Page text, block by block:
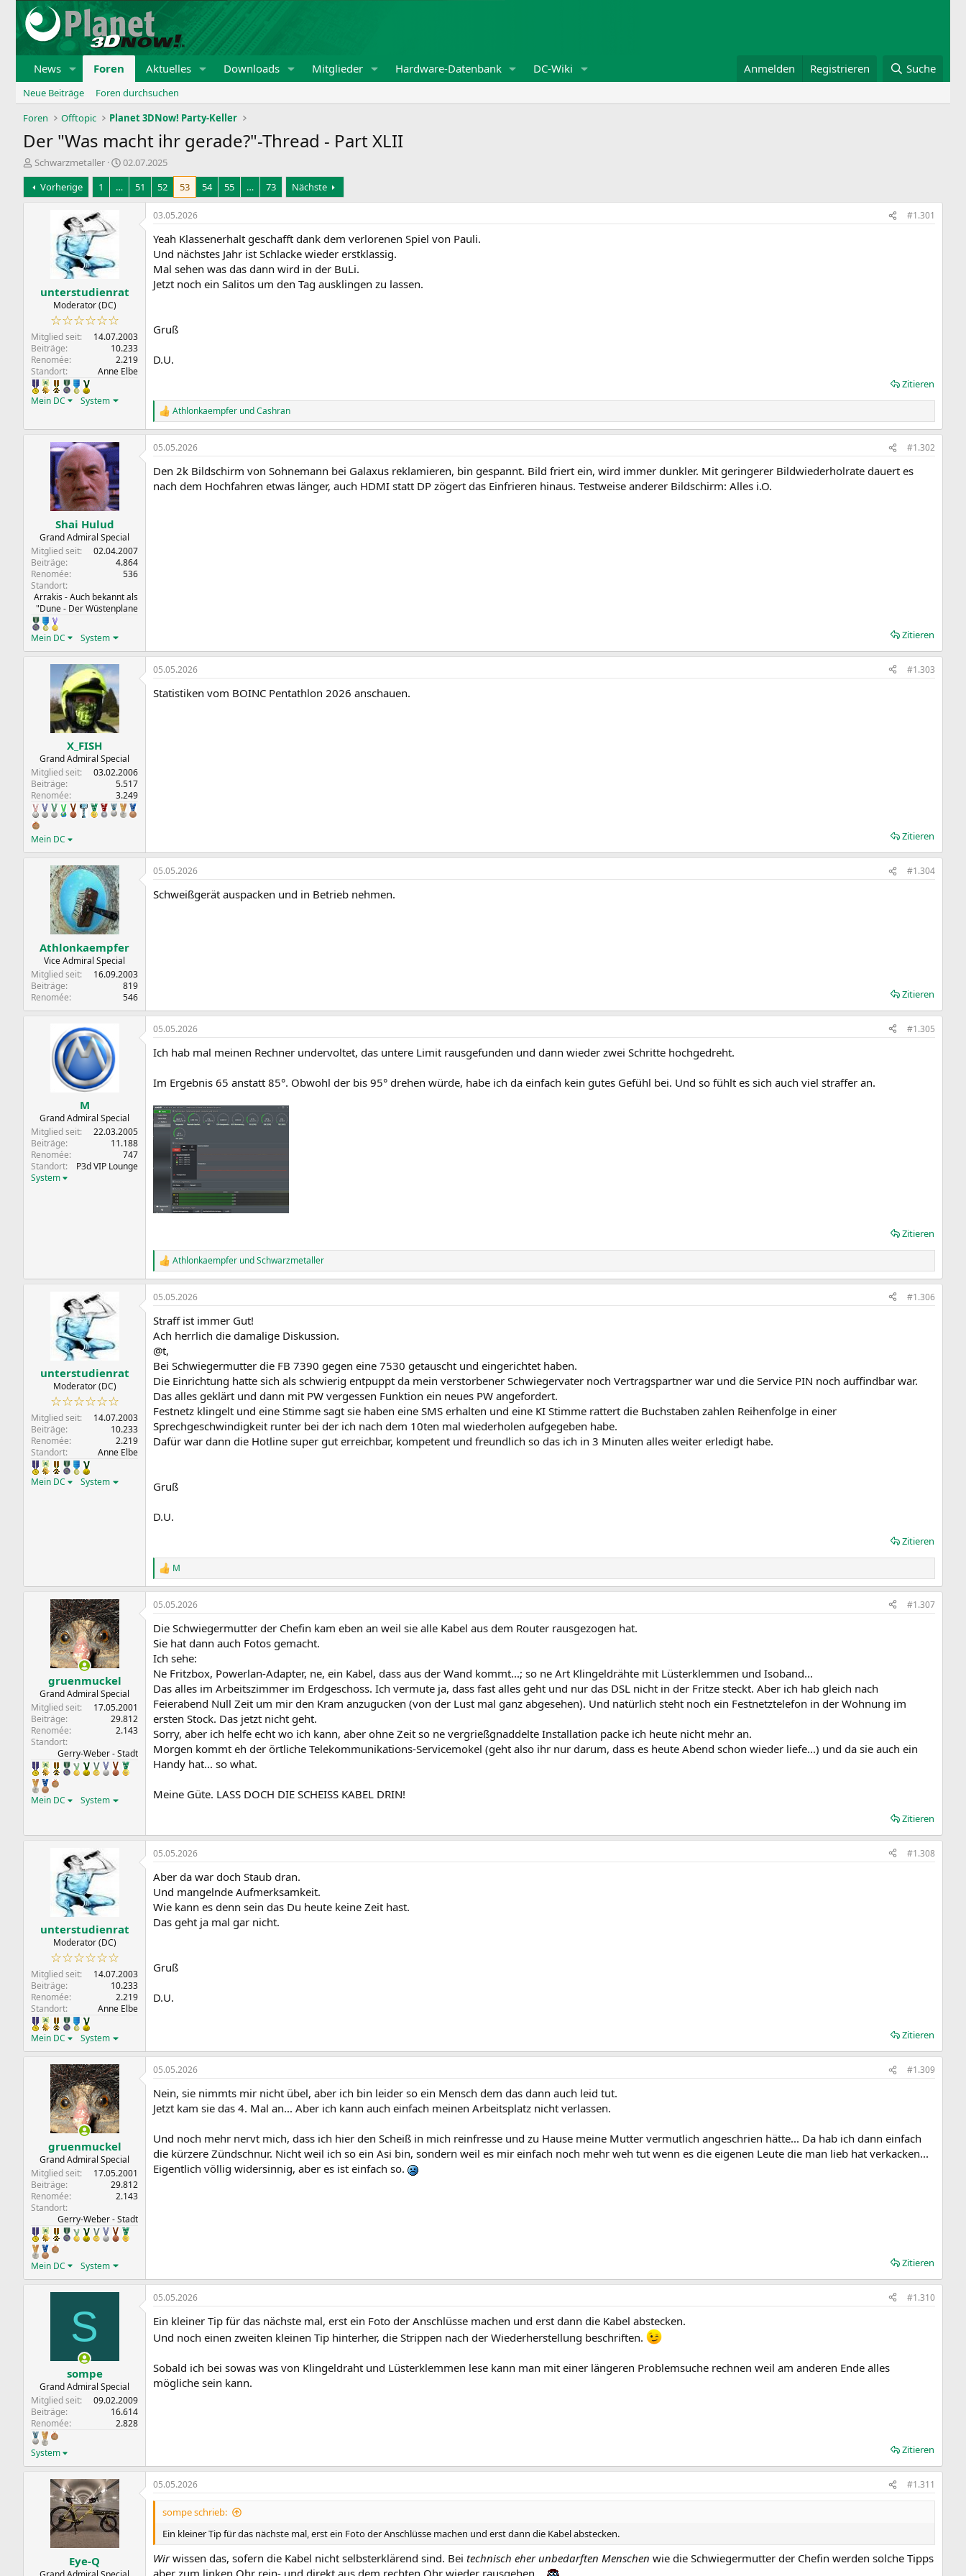
News Foren Aktuelles Downloads Mitglieder Hardware-Datenbank DC-Wiki Anmelden Registrieren Suche
Neue Beiträge
Foren durchsuchen
Foren
Offtopic Planet 3DNow! Party-Keller
Der "Was macht ihr gerade?"-Thread - Part XLII
E
r
s
t
Schwarzmetaller
E
r
s
t
02.07.2025
Vorherige
1 … 51 52 53 54 55 … 73 Nächste
unterstudienrat
Moderator (DC)
☆☆☆☆☆☆
Mitglied seit
14.07.2003
Beiträge
10.233
Renomée
2.219
Standort
Anne Elbe
Mein DC System
03.05.2026 #1.301
Yeah Klassenerhalt geschafft dank dem verlorenen Spiel von Pauli.
Und nächstes Jahr ist Schlacke wieder erstklassig.
Mal sehen was das dann wird in der BuLi.
Jetzt noch ein Salitos um den Tag ausklingen zu lassen.
Gruß
D.U.
Zitieren
R
e
a
k
i
o
Athlonkaempfer undCashran
Shai Hulud
Grand Admiral Special
Mitglied seit
02.04.2007
Beiträge
4.864
Renomée
536
Standort
Arrakis - Auch bekannt als
"Dune - Der Wüstenplane
Mein DC System
05.05.2026 #1.302
Den 2k Bildschirm von Sohnemann bei Galaxus reklamieren, bin gespannt. Bild friert ein, wird immer dunkler. Mit geringerer Bildwiederholrate dauert es
nach dem Hochfahren etwas länger, auch HDMI statt DP zögert das Einfrieren hinaus. Testweise anderer Bildschirm: Alles i.O.
Zitieren
X_FISH
Grand Admiral Special
Mitglied seit
03.02.2006
Beiträge
5.517
Renomée
3.249
Mein DC
05.05.2026 #1.303
Statistiken vom BOINC Pentathlon 2026 anschauen.
Zitieren
Athlonkaempfer
Vice Admiral Special
Mitglied seit
16.09.2003
Beiträge
819
Renomée
546
05.05.2026 #1.304
Schweißgerät auspacken und in Betrieb nehmen.
Zitieren
M
Grand Admiral Special
Mitglied seit
22.03.2005
Beiträge
11.188
Renomée
747
Standort
P3d VIP Lounge
System
05.05.2026 #1.305
Ich hab mal meinen Rechner undervoltet, das untere Limit rausgefunden und dann wieder zwei Schritte hochgedreht.
Im Ergebnis 65 anstatt 85°. Obwohl der bis 95° drehen würde, habe ich da einfach kein gutes Gefühl bei. Und so fühlt es sich auch viel straffer an.
Zitieren
R
e
a
k
i
o
n
e
n
:
Athlonkaempfer undSchwarzmetaller
unterstudienrat
Moderator (DC)
☆☆☆☆☆☆
Mitglied seit
14.07.2003
Beiträge
10.233
Renomée
2.219
Standort
Anne Elbe
Mein DC System
05.05.2026 #1.306
Straff ist immer Gut!
Ach herrlich die damalige Diskussion.
@t,
Bei Schwiegermutter die FB 7390 gegen eine 7530 getauscht und eingerichtet haben.
Die Einrichtung hatte sich als schwierig entpuppt da mein verstorbener Schwiegervater noch Vertragspartner war und die Service PIN noch auffindbar war.
Das alles geklärt und dann mit PW vergessen Funktion ein neues PW angefordert.
Festnetz klingelt und eine Stimme sagt sie haben eine SMS erhalten und eine KI Stimme rattert die Buchstaben zahlen Reihenfolge in einer
Sprechgeschwindigkeit runter bei der ich nach dem 10ten mal wiederholen aufgegeben habe.
Dafür war dann die Hotline super gut erreichbar, kompetent und freundlich so das ich in 3 Minuten alles weiter erledigt habe.
Gruß
D.U.
Zitieren
R
e
a
k
i
o
n
e
n
:
M
gruenmuckel
Grand Admiral Special
Mitglied seit
17.05.2001
Beiträge
29.812
Renomée
2.143
Standort
Gerry-Weber - Stadt
Mein DC System
05.05.2026 #1.307
Die Schwiegermutter der Chefin kam eben an weil sie alle Kabel aus dem Router rausgezogen hat.
Sie hat dann auch Fotos gemacht.
Ich sehe:
Ne Fritzbox, Powerlan-Adapter, ne, ein Kabel, dass aus der Wand kommt...; so ne Art Klingeldrähte mit Lüsterklemmen und Isoband...
Das alles im Arbeitszimmer im Erdgeschoss. Ich vermute ja, dass fast alles geht und nur das DSL nicht in der Fritze steckt. Aber ich hab gleich nach
Feierabend Null Zeit um mir den Kram anzugucken (von der Lust mal ganz abgesehen). Und natürlich steht noch ein Festnetztelefon in der Wohnung im
ersten Stock. Das jetzt nicht geht.
Sorry, aber ich helfe echt wo ich kann, aber ohne Zeit so ne vergrießgnaddelte Installation packe ich heute nicht mehr an.
Morgen kommt eh der örtliche Telekommunikations-Servicemokel (geht also ihr nur darum, dass es heute Abend schon wieder liefe...) und da sie auch ein
Handy hat... so what.
Meine Güte. LASS DOCH DIE SCHEISS KABEL DRIN!
Zitieren
unterstudienrat
Moderator (DC)
☆☆☆☆☆☆
Mitglied seit
14.07.2003
Beiträge
10.233
Renomée
2.219
Standort
Anne Elbe
Mein DC System
05.05.2026 #1.308
Aber da war doch Staub dran.
Und mangelnde Aufmerksamkeit.
Wie kann es denn sein das Du heute keine Zeit hast.
Das geht ja mal gar nicht.
Gruß
D.U.
Zitieren
gruenmuckel
Grand Admiral Special
Mitglied seit
17.05.2001
Beiträge
29.812
Renomée
2.143
Standort
Gerry-Weber - Stadt
Mein DC System
05.05.2026 #1.309
Nein, sie nimmts mir nicht übel, aber ich bin leider so ein Mensch dem das dann auch leid tut.
Jetzt kam sie das 4. Mal an... Aber ich kann auch einfach meinen Arbeitsplatz nicht verlassen.
Und noch mehr nervt mich, dass ich hier den Scheiß in mich reinfresse und zu Hause meine Mutter vermutlich angeschrien hätte... Da hab ich dann einfach
die kürzere Zündschnur. Nicht weil ich so ein Asi bin, sondern weil es mir einfach noch mehr weh tut wenn es die eigenen Leute die man lieb hat verkacken...
Eigentlich völlig widersinnig, aber es ist einfach so.
Zitieren
S
sompe
Grand Admiral Special
Mitglied seit
09.02.2009
Beiträge
16.614
Renomée
2.828
System
05.05.2026 #1.310
Ein kleiner Tip für das nächste mal, erst ein Foto der Anschlüsse machen und erst dann die Kabel abstecken.
Und noch einen zweiten kleinen Tip hinterher, die Strippen nach der Wiederherstellung beschriften.
Sobald ich bei sowas was von Klingeldraht und Lüsterklemmen lese kann man mit einer längeren Problemsuche rechnen weil am anderen Ende alles
mögliche sein kann.
Zitieren
Eye-Q
05.05.2026 #1.311
sompe schrieb:
Ein kleiner Tip für das nächste mal, erst ein Foto der Anschlüsse machen und erst dann die Kabel abstecken.
Wirwissen das, sofern die Kabel nicht selbsterklärend sind. Bei technisch eher unbedarften Menschen wie die Schwiegermutter der Chefin werden solche Tipps
aber zum linken Ohr rein- und direkt aus dem rechten Ohr wieder rausgehen...